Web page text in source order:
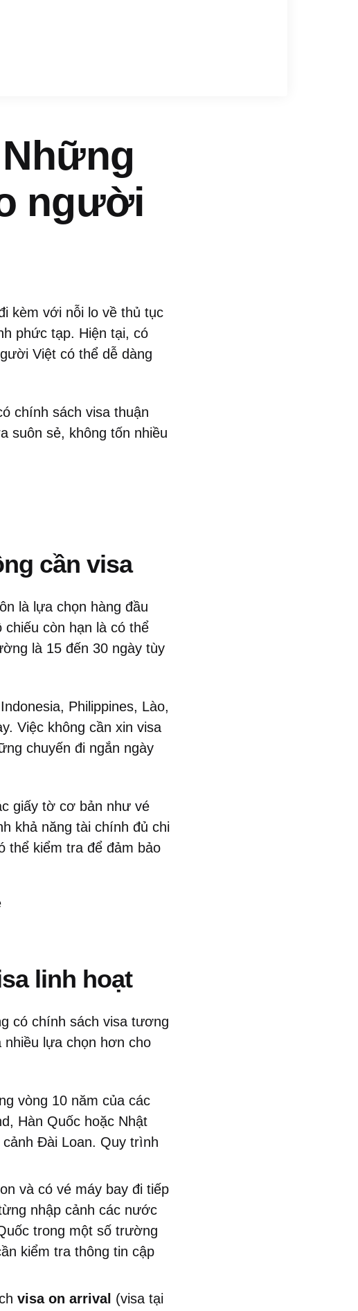
người
kèm với nỗi lo về thủ tục
phức tạp. Hiện tại, có
Việt có thể dễ dàng
chính sách visa thuận
suôn sẻ, không tốn nhiều
cần visa
là lựa chọn hàng đầu
còn hạn là có thể
là 15 đến 30 ngày tùy
Philippines, Lào,
Việc không cần xin visa
chuyến đi ngắn ngày
giấy tờ cơ bản như vé
khả năng tài chính đủ chi
thể kiểm tra để đảm bảo
linh hoạt
có chính sách visa tương
lựa chọn hơn cho
vòng 10 năm của các
Hàn Quốc hoặc Nhật
cảnh Đài Loan. Quy trình
và có vé máy bay đi tiếp
nhập cảnh các nước
trong một số trường
kiểm tra thông tin cập
visa on arrival (visa tại